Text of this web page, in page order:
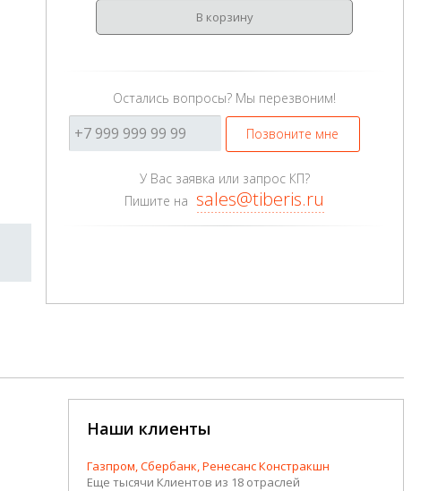
В корзину
Остались вопросы? Мы перезвоним!
Позвоните мне
У Вас заявка или запрос КП?
Пишите на sales@tiberis.ru
Наши клиенты
Газпром, Сбербанк, Ренесанс Констракшн
Еще тысячи Клиентов из 18 отраслей